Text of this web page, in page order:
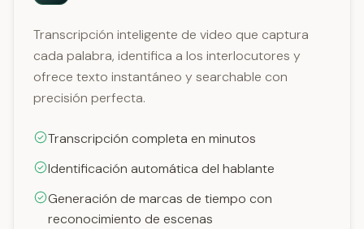
Transcripción inteligente de video que captura
cada palabra, identifica a los interlocutores y
ofrece texto instantáneo y searchable con
precisión perfecta.
Transcripción completa en minutos
Identificación automática del hablante
Generación de marcas de tiempo con
reconocimiento de escenas